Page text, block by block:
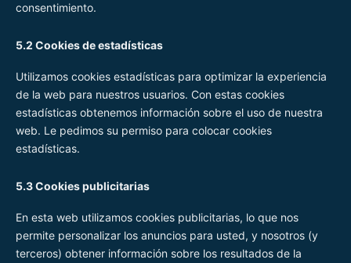
consentimiento.
5.2 Cookies de estadísticas
Utilizamos cookies estadísticas para optimizar la experiencia
de la web para nuestros usuarios. Con estas cookies
estadísticas obtenemos información sobre el uso de nuestra
web. Le pedimos su permiso para colocar cookies
estadísticas.
5.3 Cookies publicitarias
En esta web utilizamos cookies publicitarias, lo que nos
permite personalizar los anuncios para usted, y nosotros (y
terceros) obtener información sobre los resultados de la